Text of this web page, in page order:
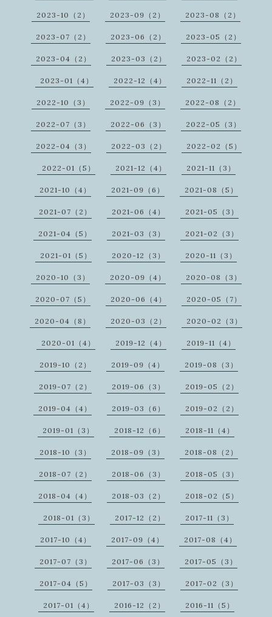
2023-10（2） 2023-09（2） 2023-08（2）
2023-07（2） 2023-06（2） 2023-05（2）
2023-04（2） 2023-03（2） 2023-02（2）
2023-01（4） 2022-12（4） 2022-11（2）
2022-10（3） 2022-09（3） 2022-08（2）
2022-07（3） 2022-06（3） 2022-05（3）
2022-04（3） 2022-03（2） 2022-02（5）
2022-01（5） 2021-12（4） 2021-11（3）
2021-10（4） 2021-09（6） 2021-08（5）
2021-07（2） 2021-06（4） 2021-05（3）
2021-04（5） 2021-03（3） 2021-02（3）
2021-01（5） 2020-12（3） 2020-11（3）
2020-10（3） 2020-09（4） 2020-08（3）
2020-07（5） 2020-06（4） 2020-05（7）
2020-04（8） 2020-03（2） 2020-02（3）
2020-01（4） 2019-12（4） 2019-11（4）
2019-10（2） 2019-09（4） 2019-08（3）
2019-07（2） 2019-06（3） 2019-05（2）
2019-04（4） 2019-03（6） 2019-02（2）
2019-01（3） 2018-12（6） 2018-11（4）
2018-10（3） 2018-09（3） 2018-08（2）
2018-07（2） 2018-06（3） 2018-05（3）
2018-04（4） 2018-03（2） 2018-02（5）
2018-01（3） 2017-12（2） 2017-11（3）
2017-10（4） 2017-09（4） 2017-08（4）
2017-07（3） 2017-06（3） 2017-05（3）
2017-04（5） 2017-03（3） 2017-02（3）
2017-01（4） 2016-12（2） 2016-11（5）